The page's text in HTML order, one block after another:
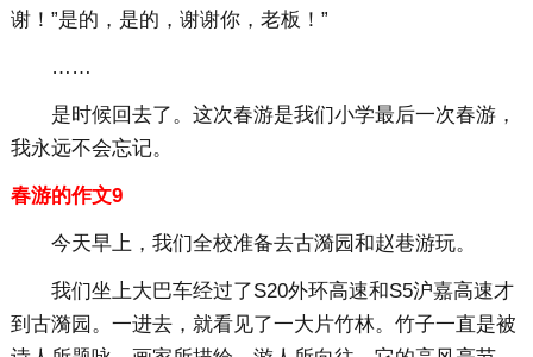
谢！”是的，是的，谢谢你，老板！”
……
是时候回去了。这次春游是我们小学最后一次春游，
我永远不会忘记。
春游的作文9
今天早上，我们全校准备去古漪园和赵巷游玩。
我们坐上大巴车经过了S20外环高速和S5沪嘉高速才
到古漪园。一进去，就看见了一大片竹林。竹子一直是被